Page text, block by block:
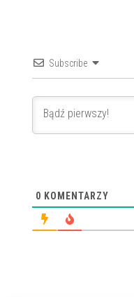
Subscribe
0 KOMENTARZY